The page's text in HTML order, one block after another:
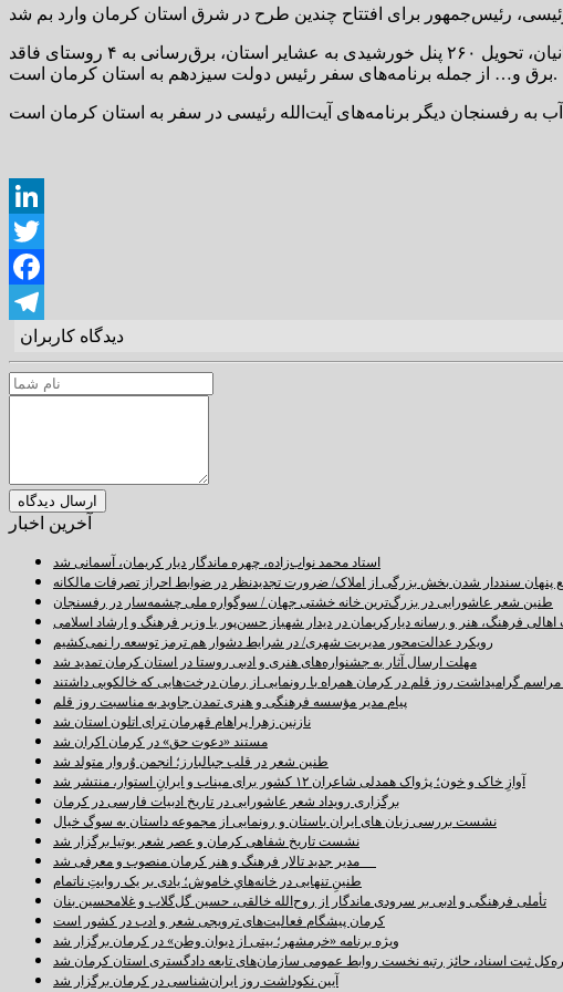
به گزارش لوار، افتتاح طرح‌های آبرسانی به بم و بروات، خطوط انتقال برق به بم و جیرفت، واحد گازی شرکت فولاد بوتیای ایرانیان، تحویل ۲۶۰ پنل خورشیدی به عشایر استان، برق‌رسانی به ۴ روستای فاقد
برق و… از جمله برنامه‌های سفر رئیس دولت سیزدهم به استان کرمان است.
LinkedIn
Twitter
Facebook
Telegram
دیدگاه کاربران
آخرین اخبار
استاد محمد نواب‌زاده، چهره ماندگار دیار کریمان، آسمانی شد
پنهان سنددار شدن بخش بزرگی از املاک/ ضرورت تجدیدنظر در ضوابط احراز تصرفات مالکانه
طنین شعر عاشورایی در بزرگ‌ترین خانه خشتی جهان / سوگواره ملی چشمه‌سار در رفسنجان
اهالی فرهنگ، هنر و رسانه دیارکریمان در دیدار شهباز حسن‌پور با وزیر فرهنگ و ارشاد اسلامی
رویکرد عدالت‌محور مدیریت شهری/ در شرایط دشوار هم ترمز توسعه را نمی‌کشیم
مهلت ارسال آثار به جشنواره‌های هنری و ادبی روستا در استان کرمان تمدید شد
گرامیداشت روز قلم در کرمان همراه با رونمایی از رمان درخت‌هایی که خالکوبی داشتند
پیام مدیر مؤسسه فرهنگی و هنری تمدن جاوید به مناسبت روز قلم
نازنین زهرا پراهام قهرمان ترای اتلون استان شد
مستند «دعوت حق» در کرمان اکران شد
طنین شعر در قلب جبالبارز؛ انجمن وُروار متولد شد
آوازِ خاک و خون؛ پژواک همدلی شاعران ۱۲ کشور برای میناب و ایرانِ استوار، منتشر شد
برگزاری رویداد شعر عاشورایی در تاریخ ادبیات فارسی در کرمان
نشست بررسی زبان های ایران باستان و رونمایی از مجموعه داستان به سوگ خیال
نشست تاریخ شفاهی کرمان و عصر شعر بوتیا برگزار شد
طنینِ تنهایی در خانه‌هایِ خاموش؛ یادی بر یک روایتِ ناتمام
تأملی فرهنگی و ادبی بر سرودی ماندگار از روح‌الله خالقی، حسین گل‌گلاب و غلامحسین بنان
کرمان پیشگام فعالیت‌های ترویجی شعر و ادب در کشور است
ویژه برنامه «خرمشهر؛ بیتی از دیوان وطن» در کرمان برگزار شد
ثبت اسناد، حائز رتبه نخست روابط عمومی سازمان‌های تابعه دادگستری استان کرمان شد
آیین نکوداشت روز ایران‌شناسی در کرمان برگزار شد